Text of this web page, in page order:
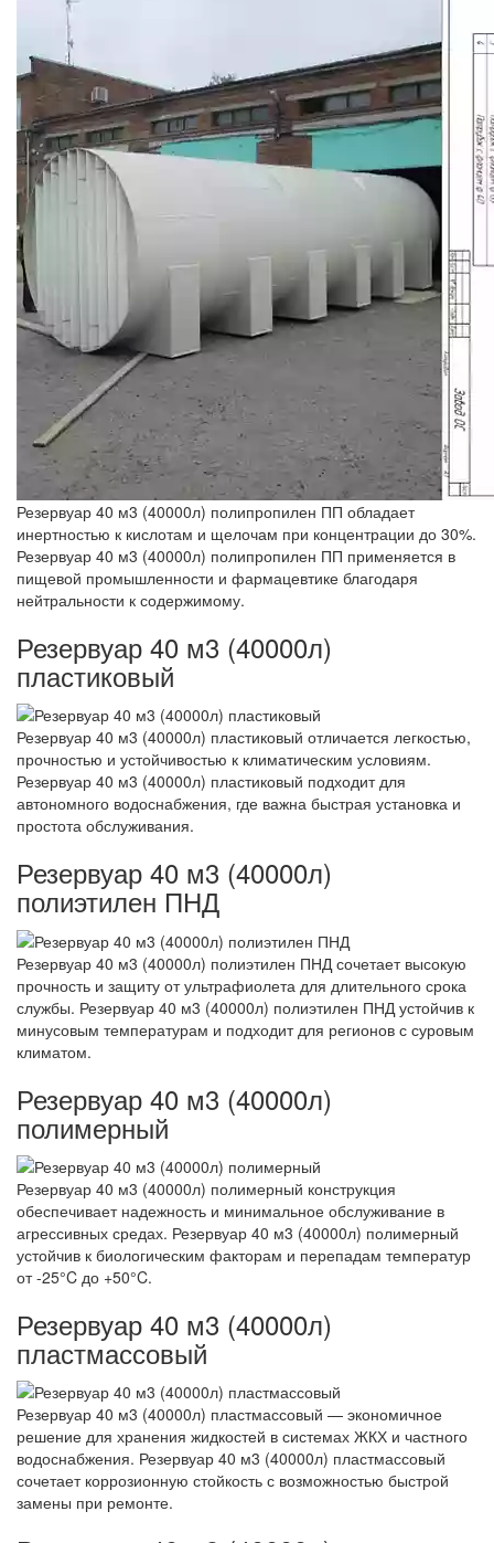
Резервуар 40 м3 (40000л) полипропилен ПП обладает
инертностью к кислотам и щелочам при концентрации до 30%.
Резервуар 40 м3 (40000л) полипропилен ПП применяется в
пищевой промышленности и фармацевтике благодаря
нейтральности к содержимому.
Резервуар 40 м3 (40000л)
пластиковый
Резервуар 40 м3 (40000л) пластиковый отличается легкостью,
прочностью и устойчивостью к климатическим условиям.
Резервуар 40 м3 (40000л) пластиковый подходит для
автономного водоснабжения, где важна быстрая установка и
простота обслуживания.
Резервуар 40 м3 (40000л)
полиэтилен ПНД
Резервуар 40 м3 (40000л) полиэтилен ПНД сочетает высокую
прочность и защиту от ультрафиолета для длительного срока
службы. Резервуар 40 м3 (40000л) полиэтилен ПНД устойчив к
минусовым температурам и подходит для регионов с суровым
климатом.
Резервуар 40 м3 (40000л)
полимерный
Резервуар 40 м3 (40000л) полимерный конструкция
обеспечивает надежность и минимальное обслуживание в
агрессивных средах. Резервуар 40 м3 (40000л) полимерный
устойчив к биологическим факторам и перепадам температур
от -25°C до +50°C.
Резервуар 40 м3 (40000л)
пластмассовый
Резервуар 40 м3 (40000л) пластмассовый — экономичное
решение для хранения жидкостей в системах ЖКХ и частного
водоснабжения. Резервуар 40 м3 (40000л) пластмассовый
сочетает коррозионную стойкость с возможностью быстрой
замены при ремонте.